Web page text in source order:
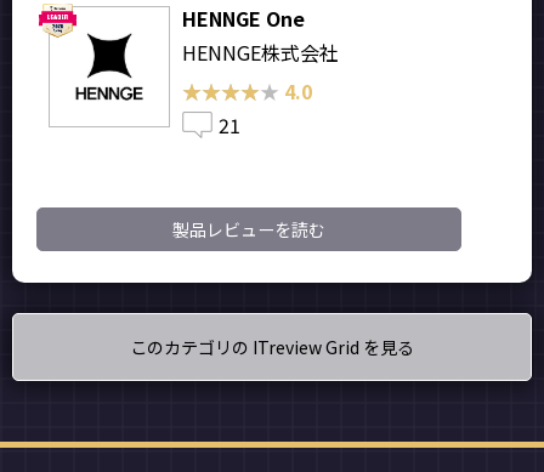
HENNGE One
HENNGE株式会社
★★★★★
★★★★★ 4.0
21
製品レビューを読む
このカテゴリの ITreview Grid を見る